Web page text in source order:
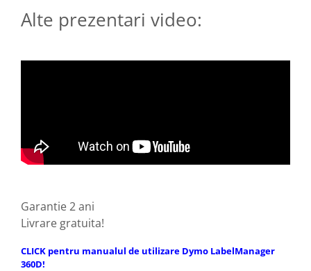
Alte prezentari video:
Garantie 2 ani
Livrare gratuita!
CLICK pentru manualul de utilizare Dymo LabelManager
360D!